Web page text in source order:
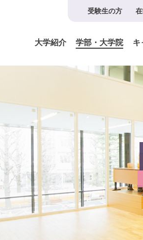
受験生の方
大学紹介 学部・大学院 キ